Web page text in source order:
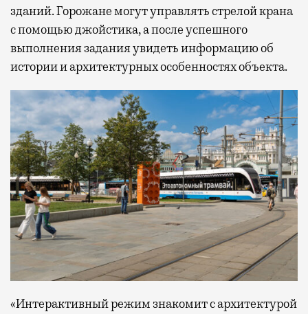
зданий. Горожане могут управлять стрелой крана
с помощью джойстика, а после успешного
выполнения задания увидеть информацию об
истории и архитектурных особенностях объекта.
«Интерактивный режим знакомит с архитектурой